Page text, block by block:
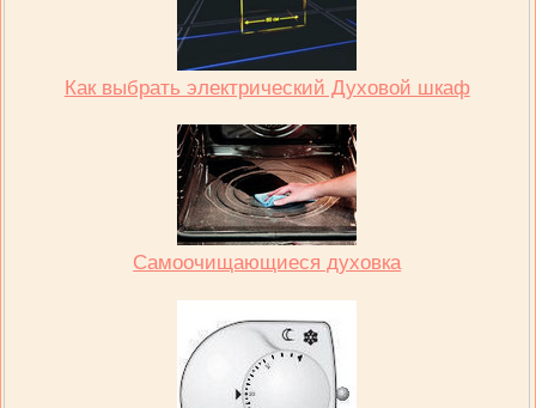
Как выбрать электрический Духовой шкаф
Самоочищающиеся духовка